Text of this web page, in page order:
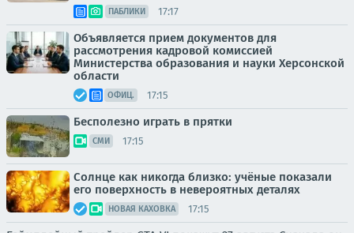
ПАБЛИКИ 17:17
Объявляется прием документов для
рассмотрения кадровой комиссией
Министерства образования и науки Херсонской
области
ОФИЦ. 17:15
Бесполезно играть в прятки
СМИ 17:15
Солнце как никогда близко: учёные показали
его поверхность в невероятных деталях
НОВАЯ КАХОВКА 17:15